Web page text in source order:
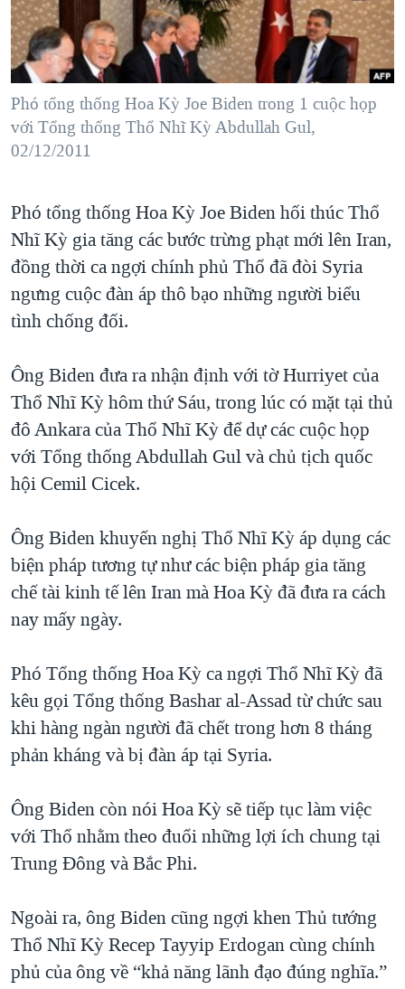
"Tìm"NGƯỜI VIỆT HẢI NGOẠI
ĐỜI SỐNG
KINH TẾ
KHOA HỌC
SỨC KHOẺ
THỂ THAO
GIÁO DỤC
TẠI
HÀNH TRÌNH BẦU CỬ 2024
MỘT NĂM CHIẾN TRANH TẠI DẢI GAZA
GIẢI MÃ VÀNH ĐAI & CON ĐƯỜNG
NGÀY TỊ NẠN THẾ GIỚI
CHI PHÍ CHIẾN TRANH AFGHANISTAN
CÁC GIÁ TRỊ CỘNG HÒA Ở VIỆT NAM
THƯỢNG ĐỈNH TRUMP-KIM TẠI VIỆT NAM
TRỊNH VĨNH BÌNH VS. CHÍNH PHỦ VIỆT NAM
BÊN KIA QUỐC LỘ: TIẾNG VỌNG TỪ NÔNG THÔN MỸ
QUAN HỆ VIỆT MỸ
VIDEO
NGHE
MẠNG XÃ HỘI
Phó tổng thống Hoa Kỳ Joe Biden trong 1 cuộc họp
với Tổng thống Thổ Nhĩ Kỳ Abdullah Gul,
02/12/2011
Phó tổng thống Hoa Kỳ Joe Biden hối thúc Thổ
Nhĩ Kỳ gia tăng các bước trừng phạt mới lên Iran,
đồng thời ca ngợi chính phủ Thổ đã đòi Syria
ngưng cuộc đàn áp thô bạo những người biểu
tình chống đối.
Ông Biden đưa ra nhận định với tờ Hurriyet của
Thổ Nhĩ Kỳ hôm thứ Sáu, trong lúc có mặt tại thủ
đô Ankara của Thổ Nhĩ Kỳ để dự các cuộc họp
với Tổng thống Abdullah Gul và chủ tịch quốc
hội Cemil Cicek.
Ông Biden khuyến nghị Thổ Nhĩ Kỳ áp dụng các
biện pháp tương tự như các biện pháp gia tăng
chế tài kinh tế lên Iran mà Hoa Kỳ đã đưa ra cách
nay mấy ngày.
Phó Tổng thống Hoa Kỳ ca ngợi Thổ Nhĩ Kỳ đã
kêu gọi Tổng thống Bashar al-Assad từ chức sau
khi hàng ngàn người đã chết trong hơn 8 tháng
phản kháng và bị đàn áp tại Syria.
Ông Biden còn nói Hoa Kỳ sẽ tiếp tục làm việc
với Thổ nhằm theo đuổi những lợi ích chung tại
Trung Đông và Bắc Phi.
Ngoài ra, ông Biden cũng ngợi khen Thủ tướng
Thổ Nhĩ Kỳ Recep Tayyip Erdogan cùng chính
phủ của ông về “khả năng lãnh đạo đúng nghĩa.”